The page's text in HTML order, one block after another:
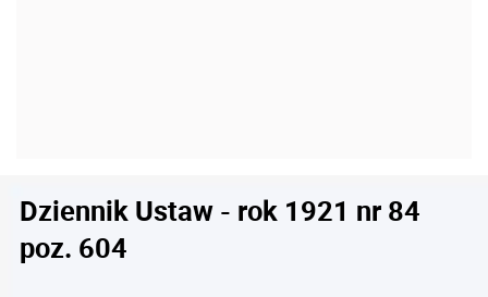
Dziennik Ustaw - rok 1921 nr 84
poz. 604